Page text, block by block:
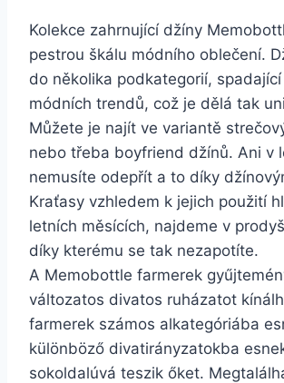
Kolekce zahrnující džíny
pestrou škálu módního oblečení.
do několika podkategorií,
módních trendů, což je dělá tak
Můžete je najít ve variantě
nebo třeba boyfriend džínů. Ani v
nemusíte odepřít a to díky
Kraťasy vzhledem k jejich použití
letních měsících, najdeme v
díky kterému se tak nezapotíte.
A Memobottle farmerek
változatos divatos ruházatot
farmerek számos alkategóriába
különböző divatirányzatokba
sokoldalúvá teszik őket.